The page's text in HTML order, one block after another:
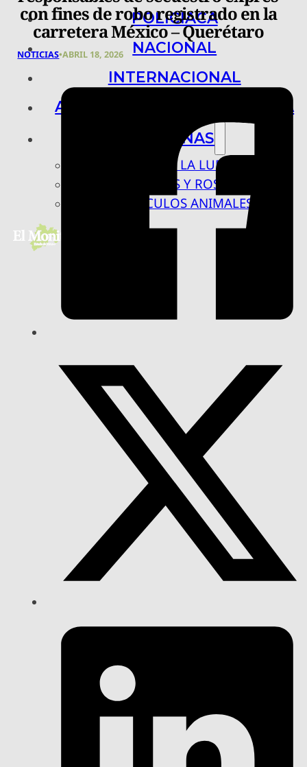
POLICIACA
NACIONAL
INTERNACIONAL
ARTE, CIENCIA Y TECNOLOGÍA
COLUMNAS
BAJO LA LUPA
RASTROS Y ROSTROS
VÍNCULOS ANIMALES
con fines de robo registrado en la
carretera México – Querétaro
NOTICIAS•ABRIL 18, 2026